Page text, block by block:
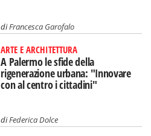
diFrancesca Garofalo
ARTE E ARCHITETTURA
A Palermo le sfide della
rigenerazione urbana: "Innovare
con al centro i cittadini"
diFederica Dolce